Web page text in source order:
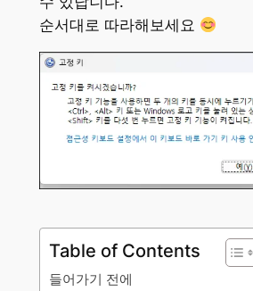
순서대로 따라해보세요
Table of Contents
들어가기 전에